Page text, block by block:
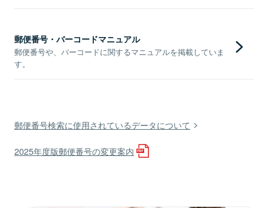
郵便番号・バーコードマニュアル
郵便番号や、バーコードに関するマニュアルを掲載していま
す。
郵便番号検索に使用されているデータについて
2025年度版郵便番号の変更案内